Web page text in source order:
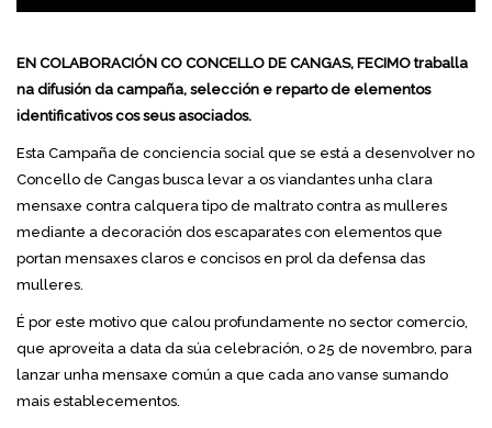
EN COLABORACIÓN CO CONCELLO DE CANGAS, FECIMO traballa
na difusión da campaña, selección e reparto de elementos
identificativos cos seus asociados.
Esta Campaña de conciencia social que se está a desenvolver no
Concello de Cangas busca levar a os viandantes unha clara
mensaxe contra calquera tipo de maltrato contra as mulleres
mediante a decoración dos escaparates con elementos que
portan mensaxes claros e concisos en prol da defensa das
mulleres.
É por este motivo que calou profundamente no sector comercio,
que aproveita a data da súa celebración, o 25 de novembro, para
lanzar unha mensaxe común a que cada ano vanse sumando
mais establecementos.